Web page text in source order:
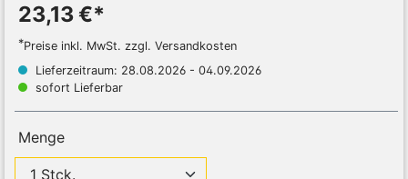
23,13 €*
*Preise inkl. MwSt. zzgl. Versandkosten
Lieferzeitraum: 28.08.2026 - 04.09.2026
sofort Lieferbar
Menge